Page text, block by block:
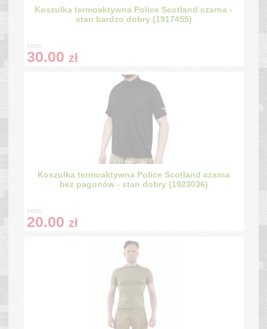
Koszulka termoaktywna Police Scotland czarna -
stan bardzo dobry (1917455)
cena:
30.00 zł
Koszulka termoaktywna Police Scotland czarna
bez pagonów - stan dobry (1923036)
cena:
20.00 zł